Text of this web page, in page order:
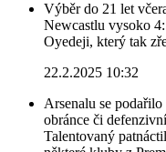
Výběr do 21 let
Newcastlu vysoko
Oyedeji, který tak
22.2.2025 10:32
Arsenalu se
obránce či
Talentovaný